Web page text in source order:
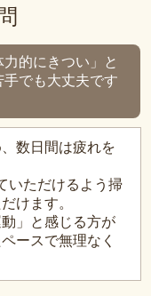
的にきつい」と
でも大丈夫です
数日間は疲れを
いただけるよう掃
けます。
」と感じる方が
ースで無理なく